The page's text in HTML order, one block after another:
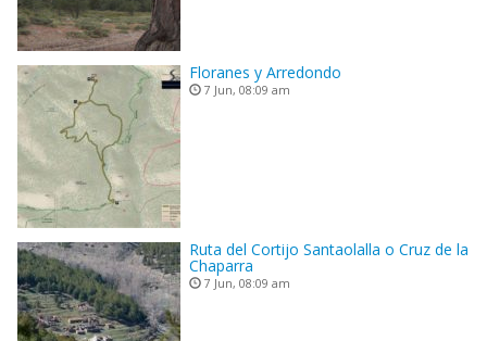
Floranes y Arredondo
7 Jun, 08:09 am
Ruta del Cortijo Santaolalla o Cruz de la
Chaparra
7 Jun, 08:09 am